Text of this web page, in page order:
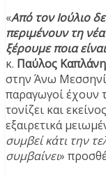
«Από τον Ιούλιο
περιμένουν τη
ξέρουμε ποια
κ. Παύλος
στην Άνω
παραγωγοί έχουν
τονίζει και
εξαιρετικά
συμβεί κάτι την
συμβαίνει»